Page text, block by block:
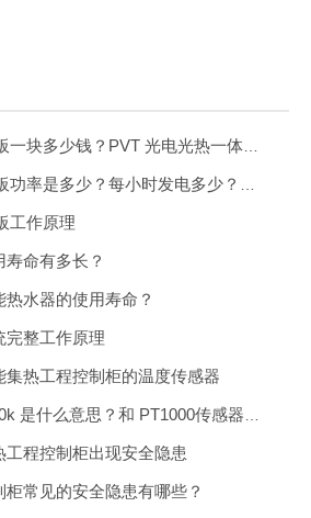
工作原理
命有多长？
水器的使用寿命？
完整工作原理
热工程控制柜的温度传感器
程控制柜出现安全隐患
常见的安全隐患有哪些？